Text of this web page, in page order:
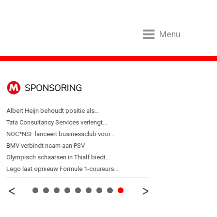
Menu
SPONSORING
Albert Heijn behoudt positie als...
Tata Consultancy Services verlengt...
NOC*NSF lanceert businessclub voor...
BMV verbindt naam aan PSV
Olympisch schaatsen in Thialf biedt...
Lego laat opnieuw Formule 1-coureurs...